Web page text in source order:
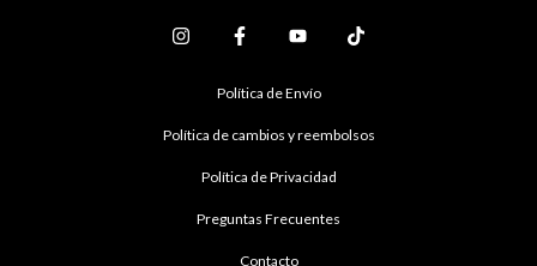
Política de Envío
Política de cambios y reembolsos
Política de Privacidad
Preguntas Frecuentes
Contacto